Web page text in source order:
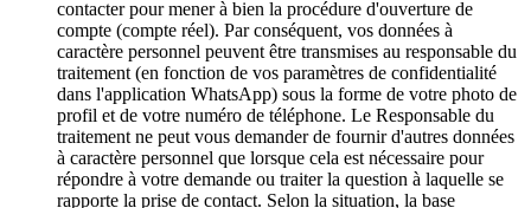
contacter pour mener à bien la procédure d'ouverture de
compte (compte réel). Par conséquent, vos données à
caractère personnel peuvent être transmises au responsable du
traitement (en fonction de vos paramètres de confidentialité
dans l'application WhatsApp) sous la forme de votre photo de
profil et de votre numéro de téléphone. Le Responsable du
traitement ne peut vous demander de fournir d'autres données
à caractère personnel que lorsque cela est nécessaire pour
répondre à votre demande ou traiter la question à laquelle se
rapporte la prise de contact. Selon la situation, la base